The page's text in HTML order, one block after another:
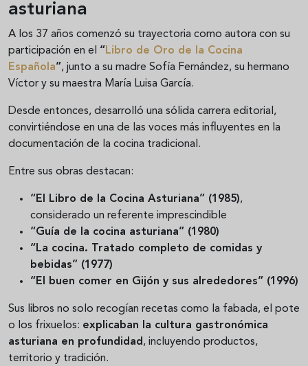
asturiana
A los 37 años comenzó su trayectoria como autora con su
participación en el “Libro de Oro de la Cocina
Española”, junto a su madre Sofía Fernández, su hermano
Víctor y su maestra María Luisa García.
Desde entonces, desarrolló una sólida carrera editorial,
convirtiéndose en una de las voces más influyentes en la
documentación de la cocina tradicional.
Entre sus obras destacan:
“El Libro de la Cocina Asturiana” (1985),
considerado un referente imprescindible
“Guía de la cocina asturiana” (1980)
“La cocina. Tratado completo de comidas y
bebidas” (1977)
“El buen comer en Gijón y sus alrededores” (1996)
Sus libros no solo recogían recetas como la fabada, el pote
o los frixuelos: explicaban la cultura gastronómica
asturiana en profundidad, incluyendo productos,
territorio y tradición.